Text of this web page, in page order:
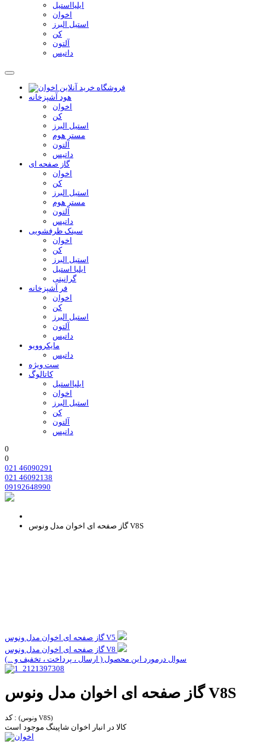
ایلیااستیل
اخوان
استیل البرز
کن
آلتون
داتیس
هود آشپزخانه
اخوان
کن
استیل البرز
مستر هوم
آلتون
داتیس
گاز صفحه ای
اخوان
کن
استیل البرز
مستر هوم
آلتون
داتیس
سینک ظرفشویی
اخوان
کن
استیل البرز
ایلیا استیل
گرانیتی
فر آشپزخانه
اخوان
کن
استیل البرز
آلتون
داتیس
مایکروویو
داتیس
ست ویژه
کاتالوگ
ایلیااستیل
اخوان
استیل البرز
کن
آلتون
داتیس
0
0
021 46090291
021 46092138
09192648990
گاز صفحه ای اخوان مدل ونوس V8S
گاز صفحه ای اخوان مدل ونوس V5
گاز صفحه ای اخوان مدل ونوس V8
سوال درمورد این محصول ( ارسال ، پرداخت ، تخفیف و ...)
گاز صفحه ای اخوان مدل ونوس V8S
کد : (ونوس V8S)
کالا در انبار اخوان شاپینگ موجود است